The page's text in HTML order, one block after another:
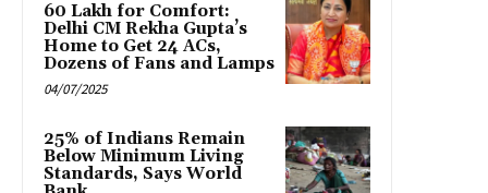
₹60 Lakh for Comfort:
Delhi CM Rekha Gupta’s
Home to Get 24 ACs,
Dozens of Fans and Lamps
04/07/2025
25% of Indians Remain
Below Minimum Living
Standards, Says World